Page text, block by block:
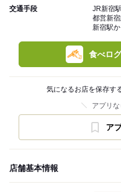
交通手段
JR新宿
都営新
新宿駅
食べロ
気になるお店を保存す
アプリ
ア
店舗基本情報